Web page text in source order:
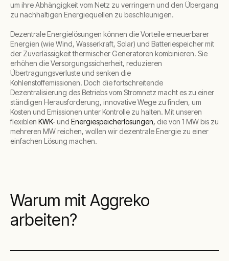
um ihre Abhängigkeit vom Netz zu verringern und den Übergang
zu nachhaltigen Energiequellen zu beschleunigen.
Dezentrale Energielösungen können die Vorteile erneuerbarer
Energien (wie Wind, Wasserkraft, Solar) und Batteriespeicher mit
der Zuverlässigkeit thermischer Generatoren kombinieren. Sie
erhöhen die Versorgungssicherheit, reduzieren
Übertragungsverluste und senken die
Kohlenstoffemissionen. Doch die fortschreitende
Dezentralisierung des Betriebs vom Stromnetz macht es zu einer
ständigen Herausforderung, innovative Wege zu finden, um
Kosten und Emissionen unter Kontrolle zu halten. Mit unseren
flexiblen KWK- und Energiespeicherlösungen, die von 1 MW bis zu
mehreren MW reichen, wollen wir dezentrale Energie zu einer
einfachen Lösung machen.
Warum mit Aggreko
arbeiten?